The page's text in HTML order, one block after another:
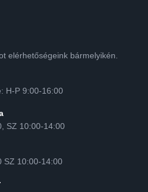
elérhetőségeink bármelyikén.
H-P 9:00-16:00
SZ 10:00-14:00
SZ 10:00-14:00